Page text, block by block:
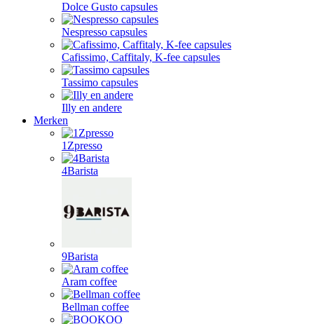
Dolce Gusto capsules
Nespresso capsules
Cafissimo, Caffitaly, K-fee capsules
Tassimo capsules
Illy en andere
Merken
1Zpresso
4Barista
9Barista
Aram coffee
Bellman coffee